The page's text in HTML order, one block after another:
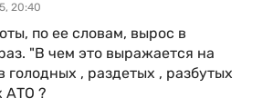
20:40
по ее словам, вырос в
"В чем это выражается на
голодных , раздетых , разбутых
АТО ?